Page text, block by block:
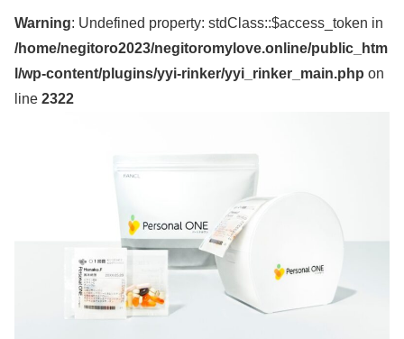
Warning: Undefined property: stdClass::$access_token in
/home/negitoro2023/negitoromylove.online/public_htm
l/wp-content/plugins/yyi-rinker/yyi_rinker_main.php on
line 2322